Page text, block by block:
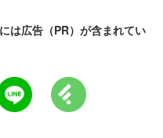
は広告（PR）が含まれてい